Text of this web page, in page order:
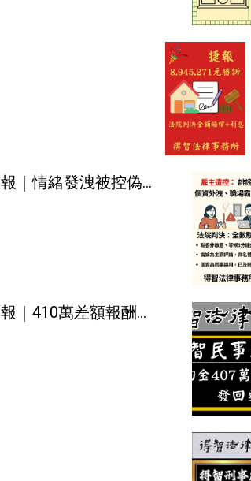
報｜情緒發洩被控偽造
報｜410萬差額報酬，